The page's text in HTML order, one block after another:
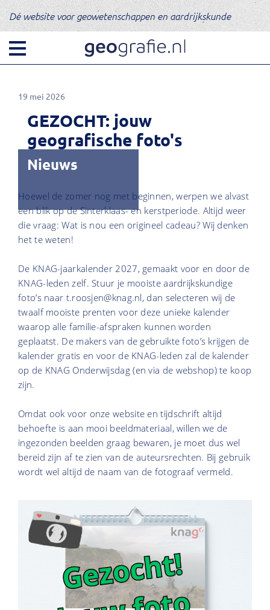
Dé website voor geowetenschappen en aardrijkskunde
19 mei 2026
GEZOCHT: jouw
geografische foto's
Nieuws
Hoewel de zomer nog met beginnen, werpen we alvast
een blik op de Sinterklaas- en kerstperiode. Altijd weer
die vraag: Wat is nou een origineel cadeau? Wij denken
het te weten!
De KNAG-jaarkalender 2027, gemaakt voor en door de
KNAG-leden zelf. Stuur je mooiste aardrijkskundige
foto’s naar t.roosjen@knag.nl, dan selecteren wij de
twaalf mooiste prenten voor deze unieke kalender
waarop alle familie-afspraken kunnen worden
geplaatst. De makers van de gebruikte foto’s krijgen de
kalender gratis en voor de KNAG-leden zal de kalender
op de KNAG Onderwijsdag (en via de webshop) te koop
zijn.
Omdat ook voor onze website en tijdschrift altijd
behoefte is aan mooi beeldmateriaal, willen we de
ingezonden beelden graag bewaren, je moet dus wel
bereid zijn af te zien van de auteursrechten. Bij gebruik
wordt wel altijd de naam van de fotograaf vermeld.